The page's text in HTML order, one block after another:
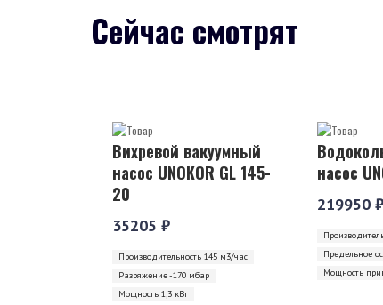
Сейчас смотрят
Вихревой вакуумный
насос UNOKOR GL 145-
20
35205 ₽
Производительность 145 м3/час
Разряжение -170 мбар
Мощность 1,3 кВт
насос
219950 ₽
Предельное
Мощность